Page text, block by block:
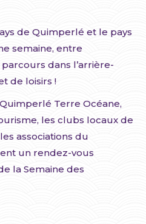
de Quimperlé et le pays
semaine, entre
dans l’arrière-
de loisirs !
Terre Océane,
les clubs locaux de
associations du
un rendez-vous
la Semaine des